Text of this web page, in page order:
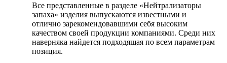
Все представленные в разделе «Нейтрализаторы
запаха» изделия выпускаются известными и
отлично зарекомендовавшими себя высоким
качеством своей продукции компаниями. Среди них
наверняка найдется подходящая по всем параметрам
позиция.